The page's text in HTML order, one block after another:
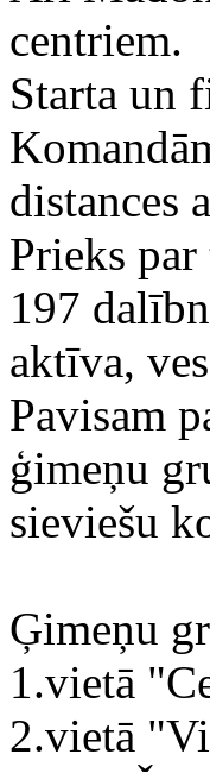
centriem.
Starta un
distances
Prieks
197
aktīva,
Pavisam
ģimeņu
sieviešu
Ģimeņu
1.vietā
2.vietā